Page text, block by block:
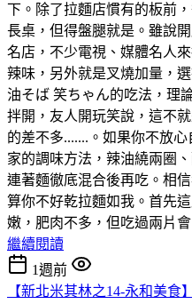
下。除了拉麵店慣有的板前
長桌，但得盤腿就是。雖說
名店，不少電視、媒體名人
辣味，另外就是叉燒加量，
油そば 笑ちゃん的吃法，理
拌開，友人開玩笑說，這不
的差不多.......。如果你不放
家的調味方法，辣油繞兩圈
連著麵徹底混合後再吃。相
算你不好乾拉麵如我。首先
嫩，肥肉不多，但吃過兩片
繼續閱讀
1週前
【新北米其林之14-永和美